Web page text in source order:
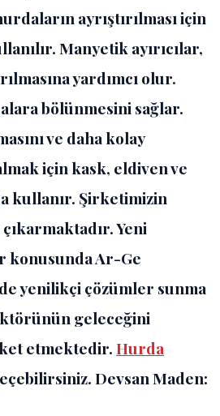
ayrıştırılması için
Manyetik ayırıcılar,
yardımcı olur.
bölünmesini sağlar.
ve daha kolay
için kask, eldiven ve
kullanır. Şirketimizin
Yeni
Ar-Ge
yenilikçi çözümler sunma
geleceğini
etmektedir.Hurda
Devsan Maden: